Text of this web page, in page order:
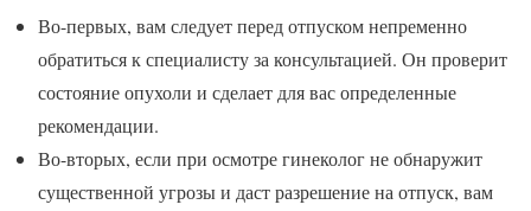
Во-первых, вам следует перед отпуском непременно
обратиться к специалисту за консультацией. Он проверит
состояние опухоли и сделает для вас определенные
рекомендации.
Во-вторых, если при осмотре гинеколог не обнаружит
существенной угрозы и даст разрешение на отпуск, вам